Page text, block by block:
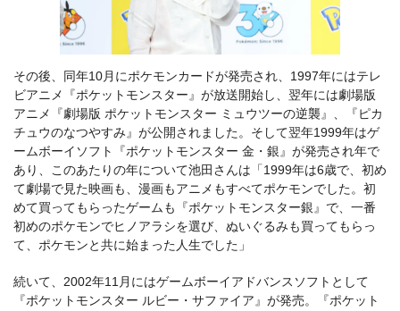
その後、同年10月にポケモンカードが発売され、1997年にはテレ
ビアニメ『ポケットモンスター』が放送開始し、翌年には劇場版
アニメ『劇場版 ポケットモンスター ミュウツーの逆襲』、『ピカ
チュウのなつやすみ』が公開されました。そして翌年1999年はゲ
ームボーイソフト『ポケットモンスター 金・銀』が発売され年で
あり、このあたりの年について池田さんは「1999年は6歳で、初め
て劇場で見た映画も、漫画もアニメもすべてポケモンでした。初
めて買ってもらったゲームも『ポケットモンスター銀』で、一番
初めのポケモンでヒノアラシを選び、ぬいぐるみも買ってもらっ
て、ポケモンと共に始まった人生でした」
続いて、2002年11月にはゲームボーイアドバンスソフトとして
『ポケットモンスター ルビー・サファイア』が発売。『ポケット